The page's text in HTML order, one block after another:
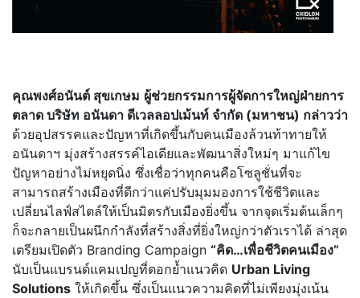
คุณพงศ์อนันต์ สุขเกษม ผู้ช่วยกรรมการผู้จัดการใหญ่ฝ่ายการ
ตลาด บริษัท อนันดา ดีเวลลอปเม้นท์ จำกัด (มหาชน) กล่าวว่า
ด้วยอุปสรรคและปัญหาที่เกิดขึ้นกับคนเมืองล้วนท้าทายให้
อนันดาฯ มุ่งสร้างสรรค์ไอเดียและพัฒนาสิ่งใหม่ๆ มาแก้ไข
ปัญหาอย่างไม่หยุดนิ่ง ซึ่งเชื่อว่าทุกคนคือโซลูชั่นที่จะ
สามารถสร้างเมืองที่ดีกว่าแค่ปรับมุมมองการใช้ชีวิตและ
เปลี่ยนไลฟ์สไตล์ให้เป็นมิตรกับเมืองยิ่งขึ้น จากจุดเริ่มต้นเล็กๆ
ก็จะกลายเป็นผนึกกำลังที่สร้างสิ่งที่ยิ่งใหญ่กว่าตัวเราได้ ล่าสุด
เตรียมเปิดตัว Branding Campaign “คิด…เพื่อชีวิตคนเมือง”
นับเป็นแบรนด์แคมเปญที่ตอกย้ำแนวคิด Urban Living
Solutions ให้เกิดขึ้น ซึ่งเป็นแนวความคิดที่ไม่เพียงมุ่งเน้น